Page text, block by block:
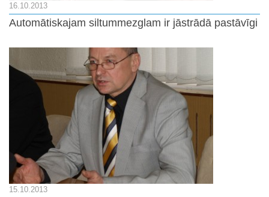
16.10.2013
Automātiskajam siltummezglam ir jāstrādā pastāvīgi
15.10.2013